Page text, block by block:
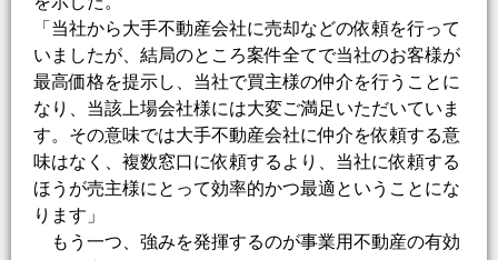
「当社から大手不動産会社に売却などの依頼を行って
いましたが、結局のところ案件全てで当社のお客様が
最高価格を提示し、当社で買主様の仲介を行うことに
なり、当該上場会社様には大変ご満足いただいていま
す。その意味では大手不動産会社に仲介を依頼する意
味はなく、複数窓口に依頼するより、当社に依頼する
ほうが売主様にとって効率的かつ最適ということにな
ります」
もう一つ、強みを発揮するのが事業用不動産の有効